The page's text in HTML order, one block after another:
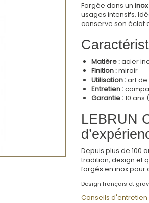
Forgée dans un inox
usages intensifs.
conserve son éclat
Matière :acier
Finition :miroir
Utilisation :art de
Entretien :
Garantie :10
LEBRUN
Depuis plus de 100
tradition, design et
forgés en inoxpour
Design français et
Conseils d'entretien